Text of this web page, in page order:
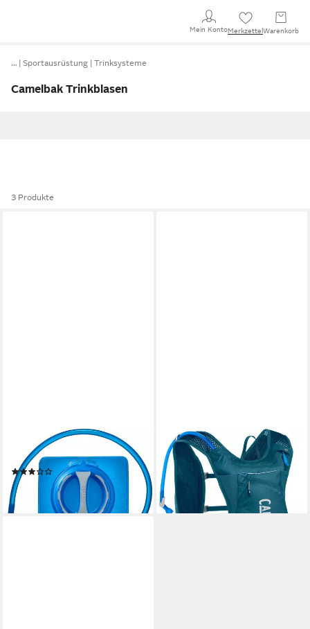
Mein KontoMerkzettel Warenkorb
… Sportausrüstung Trinksysteme
Camelbak Trinkblasen
3 Produkte
CAMELBAK
Trinkblase Trinksystem Crux
(2)
ab 33,99 €
lieferbar - in 2-3 Werktagen bei dir
CAMELBAK
Trinkweste
90,99 €
lieferbar - in 2-3 Werktagen bei dir